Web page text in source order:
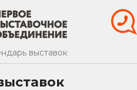
выставок